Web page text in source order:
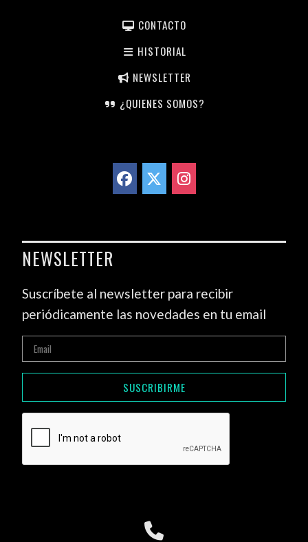
CONTACTO
HISTORIAL
NEWSLETTER
¿QUIENES SOMOS?
NEWSLETTER
Suscríbete al newsletter para recibir
periódicamente las novedades en tu email
SUSCRIBIRME